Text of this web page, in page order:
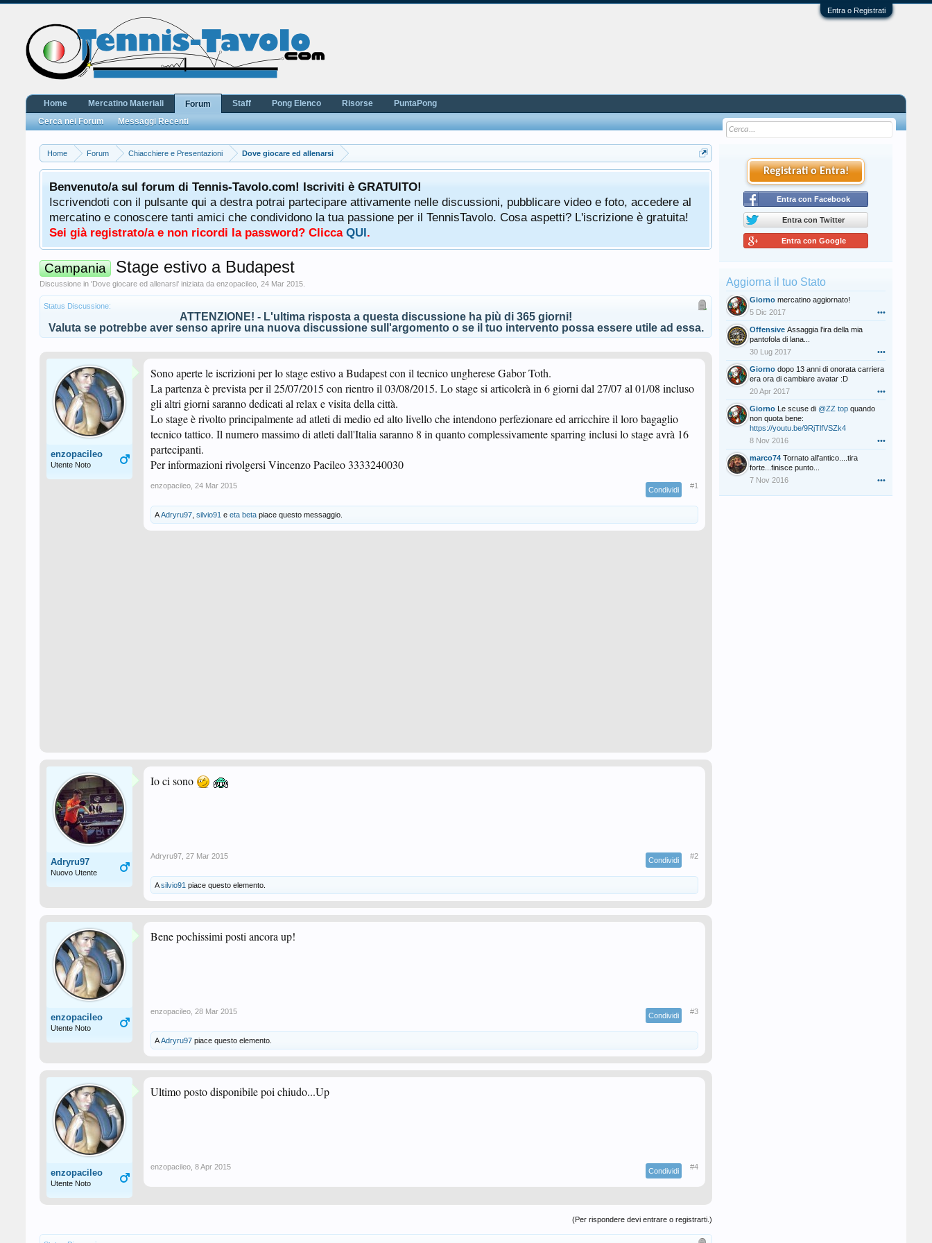
Entra o Registrati
Home Forum Chiacchiere e Presentazioni Dove giocare ed allenarsi
Benvenuto/a sul forum di Tennis-Tavolo.com! Iscriviti è GRATUITO!
Iscrivendoti con il pulsante qui a destra potrai partecipare attivamente nelle discussioni, pubblicare video e foto, accedere al
mercatino e conoscere tanti amici che condividono la tua passione per il TennisTavolo. Cosa aspetti? L'iscrizione è gratuita!
Sei già registrato/a e non ricordi la password? Clicca QUI.
Campania Stage estivo a Budapest
Discussione in 'Dove giocare ed allenarsi' iniziata da enzopacileo 24 Mar 2015
Status Discussione:
ATTENZIONE! - L'ultima risposta a questa discussione ha più di 365 giorni!
Valuta se potrebbe aver senso aprire una nuova discussione sull'argomento o se il tuo intervento possa essere utile ad essa.
enzopacileo
Utente Noto
Sono aperte le iscrizioni per lo stage estivo a Budapest con il tecnico ungherese Gabor Toth.
La partenza è prevista per il 25/07/2015 con rientro il 03/08/2015. Lo stage si articolerà in 6 giorni dal 27/07 al 01/08 incluso
gli altri giorni saranno dedicati al relax e visita della città.
Lo stage è rivolto principalmente ad atleti di medio ed alto livello che intendono perfezionare ed arricchire il loro bagaglio
tecnico tattico. Il numero massimo di atleti dall'Italia saranno 8 in quanto complessivamente sparring inclusi lo stage avrà 16
partecipanti.
Per informazioni rivolgersi Vincenzo Pacileo 3333240030
enzopacileo 24 Mar 2015 Condividi #1
AAdryru97 silvio91 e eta beta piace questo messaggio.
Adryru97
Nuovo Utente
Io ci sono
Adryru97 27 Mar 2015 Condividi #2
Asilvio91 piace questo elemento.
enzopacileo
Utente Noto
Bene pochissimi posti ancora up!
enzopacileo 28 Mar 2015 Condividi #3
AAdryru97 piace questo elemento.
enzopacileo
Utente Noto
Ultimo posto disponibile poi chiudo...Up
enzopacileo 8 Apr 2015 Condividi #4
(Per rispondere devi entrare o registrarti.)
Registrati o Entra!
Entra con Facebook
Entra con Twitter
Entra con Google
Aggiorna il tuo Stato
Giorno mercatino aggiornato!
5 Dic 2017
•••
Offensive Assaggia l'ira della mia
pantofola di lana...
30 Lug 2017
•••
Giorno dopo 13 anni di onorata carriera
era ora di cambiare avatar :D
20 Apr 2017
•••
Giorno Le scuse di @ZZ top quando
non quota bene:
https://youtu.be/9RjTlfVSZk4
8 Nov 2016
•••
marco74 Tornato all'antico....tira
forte...finisce punto...
7 Nov 2016
•••
Home Mercatino Materiali
Forum
Cerca nei Forum
Messaggi Recenti
Staff Pong Elenco Risorse PuntaPong